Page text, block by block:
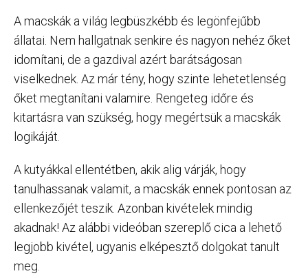
A macskák a világ legbüszkébb és legönfejűbb
állatai. Nem hallgatnak senkire és nagyon nehéz őket
idomítani, de a gazdival azért barátságosan
viselkednek. Az már tény, hogy szinte lehetetlenség
őket megtanítani valamire. Rengeteg időre és
kitartásra van szükség, hogy megértsük a macskák
logikáját.
A kutyákkal ellentétben, akik alig várják, hogy
tanulhassanak valamit, a macskák ennek pontosan az
ellenkezőjét teszik. Azonban kivételek mindig
akadnak! Az alábbi videóban szereplő cica a lehető
legjobb kivétel, ugyanis elképesztő dolgokat tanult
meg.